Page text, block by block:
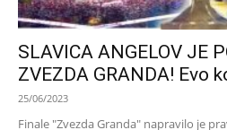
SLAVICA ANGELOV JE
ZVEZDA GRANDA! Evo
25/06/2023
Finale "Zvezda Granda" napravilo je